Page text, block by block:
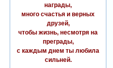
награды,
много счастья и верных
друзей,
чтобы жизнь, несмотря на
преграды,
с каждым днем ты любила
сильней.